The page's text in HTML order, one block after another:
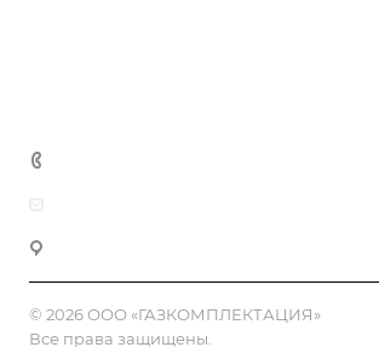
© 2026 ООО «ГАЗКОМПЛЕКТАЦИЯ»
Все права защищены.